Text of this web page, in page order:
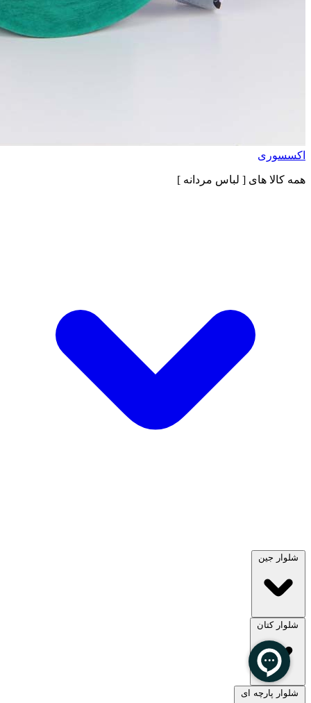
اکسسوری
همه کالا های [ لباس مردانه ]
شلوار جین
مشاهده همه
شلوار کتان
شلوار پارچه ای